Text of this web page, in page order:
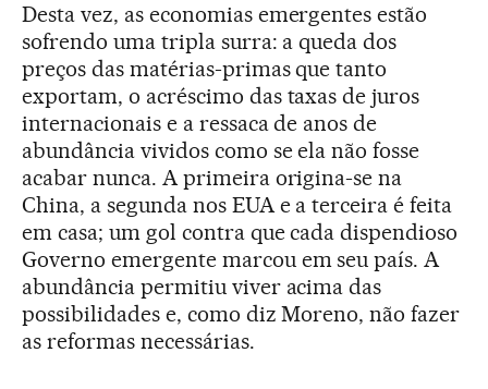
Desta vez, as economias emergentes estão
sofrendo uma tripla surra: a queda dos
preços das matérias-primas que tanto
exportam, o acréscimo das taxas de juros
internacionais e a ressaca de anos de
abundância vividos como se ela não fosse
acabar nunca. A primeira origina-se na
China, a segunda nos EUA e a terceira é feita
em casa; um gol contra que cada dispendioso
Governo emergente marcou em seu país. A
abundância permitiu viver acima das
possibilidades e, como diz Moreno, não fazer
as reformas necessárias.